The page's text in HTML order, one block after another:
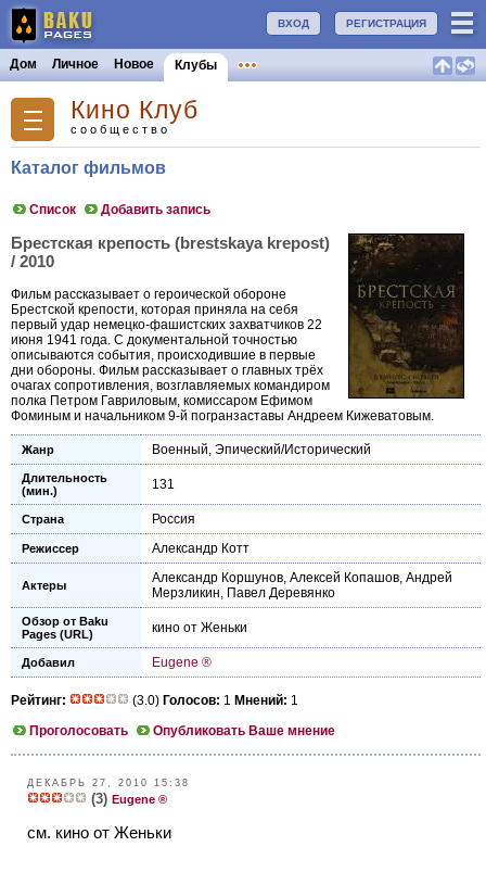
РЕГИСТРАЦИЯ
ВХОД
Дом Личное Новое Клубы
Кино Клуб
сообщество
Каталог фильмов
Список Добавить запись
Брестская крепость (brestskaya krepost)
/ 2010
Фильм рассказывает о героической обороне
Брестской крепости, которая приняла на себя
первый удар немецко-фашистских захватчиков 22
июня 1941 года. С документальной точностью
описываются события, происходившие в первые
дни обороны. Фильм рассказывает о главных трёх
очагах сопротивления, возглавляемых командиром
полка Петром Гавриловым, комиссаром Ефимом
Фоминым и начальником 9-й погранзаставы Андреем Кижеватовым.
Жанр Военный, Эпический/Исторический
Длительность
(мин.)
131
Страна Россия
Режиссер Александр Котт
Актеры Александр Коршунов, Алексей Копашов, Андрей
Мерзликин, Павел Деревянко
Обзор от Baku
Pages (URL)
кино от Женьки
Добавил Eugene ®
Рейтинг: (3.0) Голосов: 1 Мнений: 1
Проголосовать
Опубликовать Ваше мнение
ДЕКАБРЬ 27, 2010 15:38
(3) Eugene ®
см. кино от Женьки